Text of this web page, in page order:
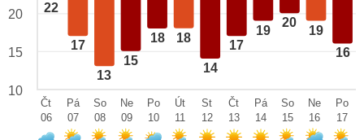
22
17
13
15
18 18
14
17
19
20
19
16
20
15
10
Čt
06
Pá
07
So
08
Ne
09
Po
10
Út
11
St
12
Čt
13
Pá
14
So
15
Ne
16
Po
17